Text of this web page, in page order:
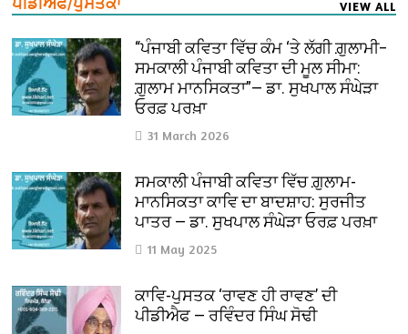
VIEW ALL
“ਪੰਜਾਬੀ ਕਵਿਤਾ ਵਿੱਚ ਕੰਮ ‘ਤੇ ਲੱਗੀ ਗ਼ੁਲਾਮੀ–
ਸਮਕਾਲੀ ਪੰਜਾਬੀ ਕਵਿਤਾ ਦੀ ਮੂਲ ਸੀਮਾ:
ਗ਼ੁਲਾਮ ਮਾਨਸਿਕਤਾ”— ਡਾ. ਸੁਖਪਾਲ ਸੰਘੇੜਾ
ਓਰਫ਼ ਪਰਖ਼ਾ
31 March 2026
ਸਮਕਾਲੀ ਪੰਜਾਬੀ ਕਵਿਤਾ ਵਿੱਚ ਗ਼ੁਲਾਮ-
ਮਾਨਸਿਕਤਾ ਕਾਵਿ ਦਾ ਬਾਦਸ਼ਾਹ: ਸੁਰਜੀਤ
ਪਾਤਰ — ਡਾ. ਸੁਖਪਾਲ ਸੰਘੇੜਾ ਓਰਫ਼ ਪਰਖ਼ਾ
11 May 2025
ਕਾਵਿ-ਪੁਸਤਕ ‘ਰਾਵਣ ਹੀ ਰਾਵਣ’ ਦੀ
ਪੀਡੀਐਫ — ਰਵਿੰਦਰ ਸਿੰਘ ਸੋਢੀ